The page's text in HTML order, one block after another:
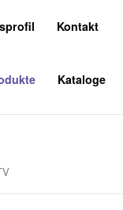
Kontakt
Kataloge